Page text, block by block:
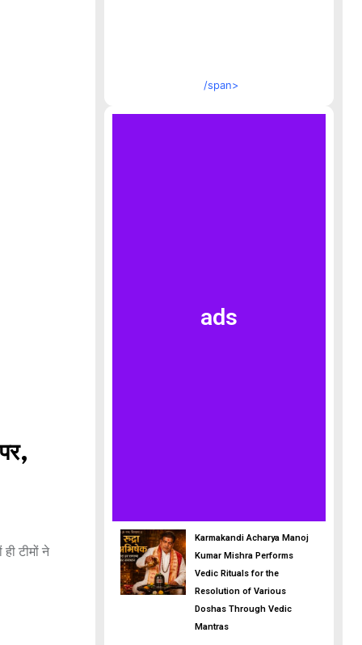
टीमों ने
/span>
ads
Karmakandi Acharya Manoj
Kumar Mishra Performs
Vedic Rituals for the
Resolution of Various
Doshas Through Vedic
Mantras